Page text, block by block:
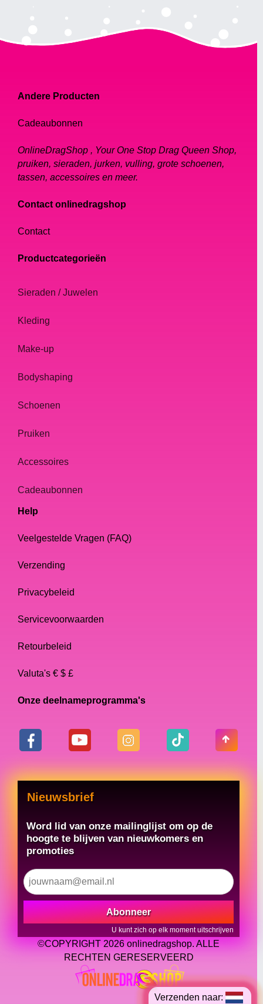
Verzenden naar:
Andere Producten
Cadeaubonnen
OnlineDragShop , Your One Stop Drag Queen Shop,
pruiken, sieraden, jurken, vulling, grote schoenen,
tassen, accessoires en meer.
Contact onlinedragshop
Contact
Productcategorieën
Sieraden / Juwelen
Kleding
Make-up
Bodyshaping
Schoenen
Pruiken
Accessoires
Cadeaubonnen
Help
Veelgestelde Vragen (FAQ)
Verzending
Privacybeleid
Servicevoorwaarden
Retourbeleid
Valuta's € $ £
Onze deelnameprogramma's
Nieuwsbrief
Word lid van onze mailinglijst om op de
hoogte te blijven van nieuwkomers en
promoties
Abonneer
U kunt zich op elk moment uitschrijven
©COPYRIGHT 2026 onlinedragshop. ALLE
RECHTEN GERESERVEERD